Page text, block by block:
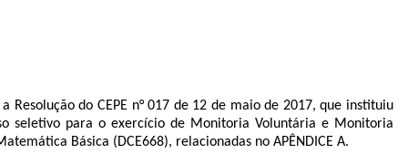
Resolução do CEPE n° 017 de 12 de maio de 2017, que instituiu
seletivo para o exercício de Monitoria Voluntária e Monitoria
Básica (DCE668), relacionadas no APÊNDICE A.